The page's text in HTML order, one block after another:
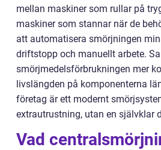
mellan maskiner som rullar på
maskiner som stannar när de
att automatisera smörjningen
driftstopp och manuellt arbete.
smörjmedelsförbrukningen mer
livslängden på komponenterna
företag är ett modernt
extrautrustning, utan en självklar
Vad